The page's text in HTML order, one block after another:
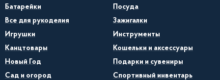
Батарейки
Посуда
Все для рукоделия
Зажигалки
Игрушки
Инструменты
Канцтовары
Кошельки и аксессуары
Новый Год
Подарки и сувениры
Сад и огород
Спортивный инвентарь